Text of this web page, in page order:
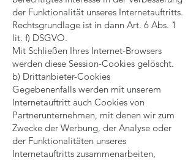
der Funktionalität unseres Internetauftritts.
Rechtsgrundlage ist in dann Art. 6 Abs. 1
lit. f) DSGVO.
Mit Schließen Ihres Internet-Browsers
werden diese Session-Cookies gelöscht.
b) Drittanbieter-Cookies
Gegebenenfalls werden mit unserem
Internetauftritt auch Cookies von
Partnerunternehmen, mit denen wir zum
Zwecke der Werbung, der Analyse oder
der Funktionalitäten unseres
Internetauftritts zusammenarbeiten,